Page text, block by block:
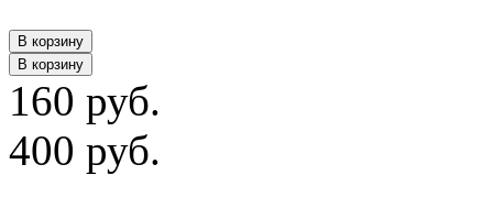
В корзину
В корзину
160 руб.
400 руб.